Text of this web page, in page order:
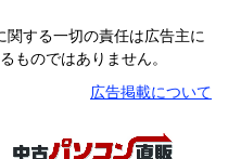
する一切の責任は広告主に
ものではありません。
広告掲載について